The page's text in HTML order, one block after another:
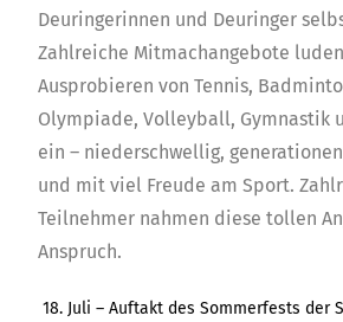
Deuringerinnen und Deuringer
Zahlreiche Mitmachangebote
Ausprobieren von Tennis,
Olympiade, Volleyball, Gymnastik
ein – niederschwellig,
und mit viel Freude am Sport.
Teilnehmer nahmen diese tollen
Anspruch.
18. Juli – Auftakt des Sommerfests der